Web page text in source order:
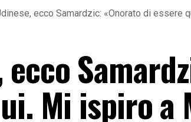
ecco Samardzic: «Onorato di essere
ecco
Mi ispiro a